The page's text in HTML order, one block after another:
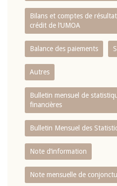
Bilans et comptes de
crédit de l‘UMOA
Balance des paiements
Autres
Bulletin mensuel de
financières
Bulletin Mensuel des
Note d’information
Note mensuelle de